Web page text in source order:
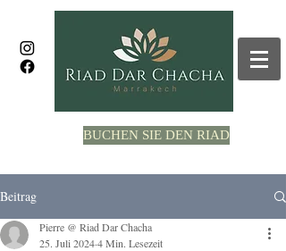
BUCHEN SIE DEN RIAD
Beitrag
Pierre @ Riad Dar Chacha
25. Juli 20244 Min. Lesezeit